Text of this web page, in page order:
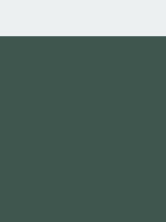
62.400 kr. / år